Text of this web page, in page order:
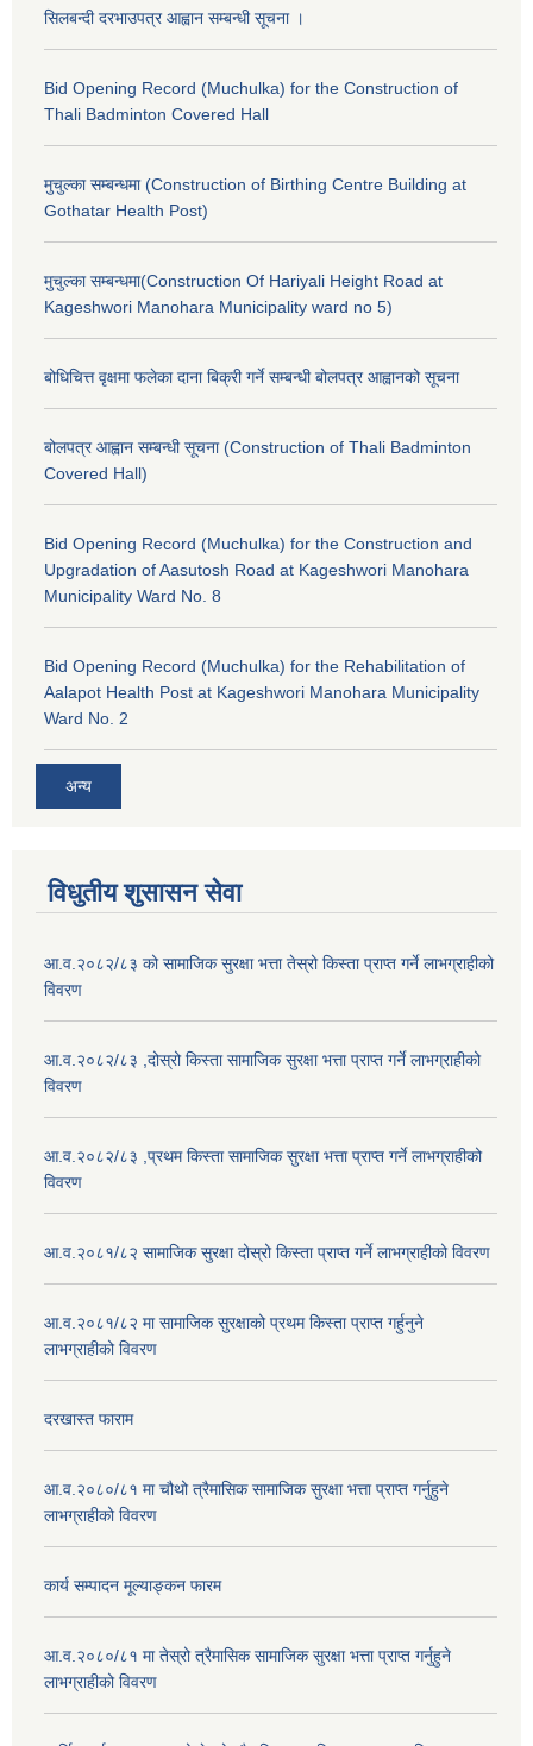
सिलबन्दी दरभाउपत्र आह्वान सम्बन्धी सूचना ।
Bid Opening Record (Muchulka) for the Construction of
Thali Badminton Covered Hall
मुचुल्का सम्बन्धमा (Construction of Birthing Centre Building at
Gothatar Health Post)
मुचुल्का सम्बन्धमा(Construction Of Hariyali Height Road at
Kageshwori Manohara Municipality ward no 5)
बोधिचित्त वृक्षमा फलेका दाना बिक्री गर्ने सम्बन्धी बोलपत्र आह्वानको सूचना
बोलपत्र आह्वान सम्बन्धी सूचना (Construction of Thali Badminton
Covered Hall)
Bid Opening Record (Muchulka) for the Construction and
Upgradation of Aasutosh Road at Kageshwori Manohara
Municipality Ward No. 8
Bid Opening Record (Muchulka) for the Rehabilitation of
Aalapot Health Post at Kageshwori Manohara Municipality
Ward No. 2
अन्य
विधुतीय शुसासन सेवा
आ.व.२०८२/८३ को सामाजिक सुरक्षा भत्ता तेस्रो किस्ता प्राप्त गर्ने लाभग्राहीको
विवरण
आ.व.२०८२/८३ ,दोस्रो किस्ता सामाजिक सुरक्षा भत्ता प्राप्त गर्ने लाभग्राहीको
विवरण
आ.व.२०८२/८३ ,प्रथम किस्ता सामाजिक सुरक्षा भत्ता प्राप्त गर्ने लाभग्राहीको
विवरण
आ.व.२०८१/८२ सामाजिक सुरक्षा दोस्रो किस्ता प्राप्त गर्ने लाभग्राहीको विवरण
आ.व.२०८१/८२ मा सामाजिक सुरक्षाको प्रथम किस्ता प्राप्त गर्हुनुने
लाभग्राहीको विवरण
दरखास्त फाराम
आ.व.२०८०/८१ मा चौथो त्रैमासिक सामाजिक सुरक्षा भत्ता प्राप्त गर्नुहुने
लाभग्राहीको विवरण
कार्य सम्पादन मूल्याङ्कन फारम
आ.व.२०८०/८१ मा तेस्रो त्रैमासिक सामाजिक सुरक्षा भत्ता प्राप्त गर्नुहुने
लाभग्राहीको विवरण